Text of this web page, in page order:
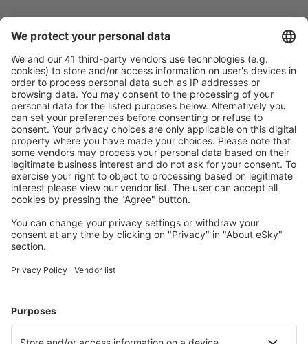
Bezproblémová rezervace s možností bezplatného
zrušení.
S námi ušetříte
Atraktivní ceny a speciální nabídky pro přihlášené
uživatele.
Ubytování dle vašeho gusta
Vyberte si z více než 1.3 milionu zařízení: hotelů,
apartmánů, chat a dalších.
Nejvyhledávanější hotely uživateli eSky
Hotely v Německu - Oblíbená města
Hotely Westerhever Hotely in Zingst